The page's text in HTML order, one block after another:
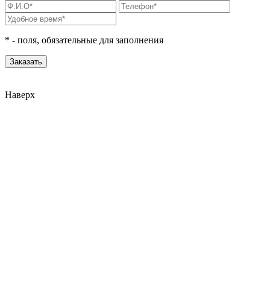
* - поля, обязательные для заполнения
Наверх